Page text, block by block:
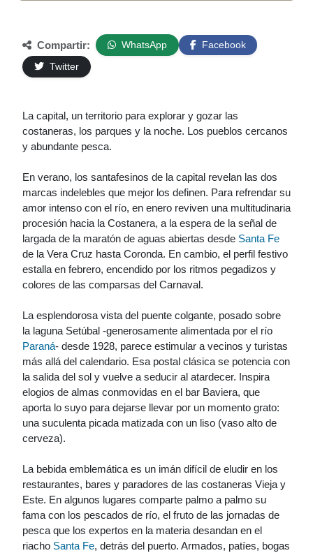
Compartir: WhatsApp
Facebook
Twitter
La capital, un territorio para explorar y gozar las
costaneras, los parques y la noche. Los pueblos cercanos
y abundante pesca.
En verano, los santafesinos de la capital revelan las dos
marcas indelebles que mejor los definen. Para refrendar su
amor intenso con el río, en enero reviven una multitudinaria
procesión hacia la Costanera, a la espera de la señal de
largada de la maratón de aguas abiertas desde Santa Fe
de la Vera Cruz hasta Coronda. En cambio, el perfil festivo
estalla en febrero, encendido por los ritmos pegadizos y
colores de las comparsas del Carnaval.
La esplendorosa vista del puente colgante, posado sobre
la laguna Setúbal -generosamente alimentada por el río
Paraná- desde 1928, parece estimular a vecinos y turistas
más allá del calendario. Esa postal clásica se potencia con
la salida del sol y vuelve a seducir al atardecer. Inspira
elogios de almas conmovidas en el bar Baviera, que
aporta lo suyo para dejarse llevar por un momento grato:
una suculenta picada matizada con un liso (vaso alto de
cerveza).
La bebida emblemática es un imán difícil de eludir en los
restaurantes, bares y paradores de las costaneras Vieja y
Este. En algunos lugares comparte palmo a palmo su
fama con los pescados de río, el fruto de las jornadas de
pesca que los expertos en la materia desandan en el
riacho Santa Fe, detrás del puerto. Armados, patíes, bogas